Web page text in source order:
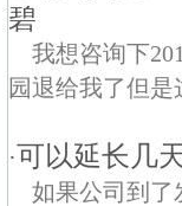
碧
我想咨询下
园退给我了但
·可以延长几
如果公司到了